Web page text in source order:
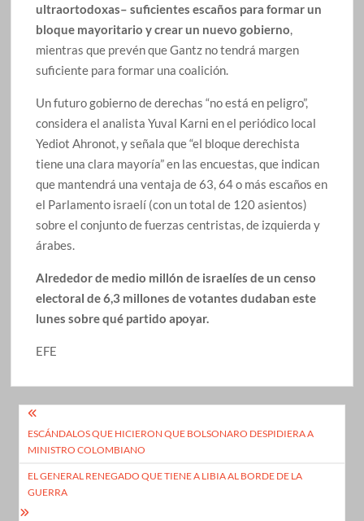
ultraortodoxas– suficientes escaños para formar un
bloque mayoritario y crear un nuevo gobierno,
mientras que prevén que Gantz no tendrá margen
suficiente para formar una coalición.
Un futuro gobierno de derechas “no está en peligro”,
considera el analista Yuval Karni en el periódico local
Yediot Ahronot, y señala que “el bloque derechista
tiene una clara mayoría” en las encuestas, que indican
que mantendrá una ventaja de 63, 64 o más escaños en
el Parlamento israelí (con un total de 120 asientos)
sobre el conjunto de fuerzas centristas, de izquierda y
árabes.
Alrededor de medio millón de israelíes de un censo
electoral de 6,3 millones de votantes dudaban este
lunes sobre qué partido apoyar.
EFE
Navegación
de
entradas
ESCÁNDALOS QUE HICIERON QUE BOLSONARO DESPIDIERA A
MINISTRO COLOMBIANO
EL GENERAL RENEGADO QUE TIENE A LIBIA AL BORDE DE LA
GUERRA